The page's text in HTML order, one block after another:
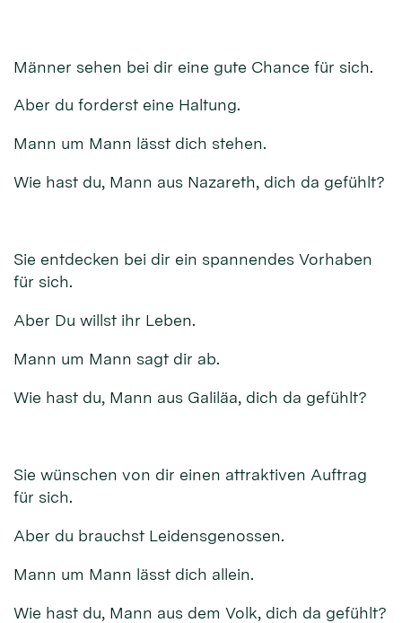
Männer sehen bei dir eine gute Chance für sich.
Aber du forderst eine Haltung.
Mann um Mann lässt dich stehen.
Wie hast du, Mann aus Nazareth, dich da gefühlt?
Sie entdecken bei dir ein spannendes Vorhaben
für sich.
Aber Du willst ihr Leben.
Mann um Mann sagt dir ab.
Wie hast du, Mann aus Galiläa, dich da gefühlt?
Sie wünschen von dir einen attraktiven Auftrag
für sich.
Aber du brauchst Leidensgenossen.
Mann um Mann lässt dich allein.
Wie hast du, Mann aus dem Volk, dich da gefühlt?